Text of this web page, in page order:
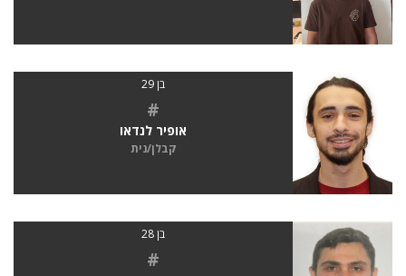
בן 29
#
אופיר לנדאו
קבלן/נית
בן 28
#